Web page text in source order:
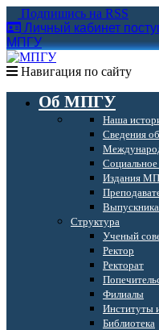
Подпишись на RSS
Личный кабинет
МПГУ
Навигация по сайту
Об МПГУ
Наша
Сведения
Социальное
Издания
Структура
Ученый
Ректор
Ректорат
Филиалы
Институты
Библиотека